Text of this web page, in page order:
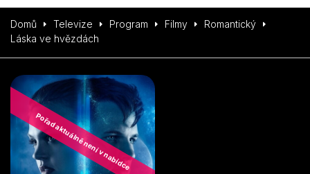
Domů Televize Program Filmy
Romantický
Láska ve hvězdách
Pořad aktuálně není v nabídce